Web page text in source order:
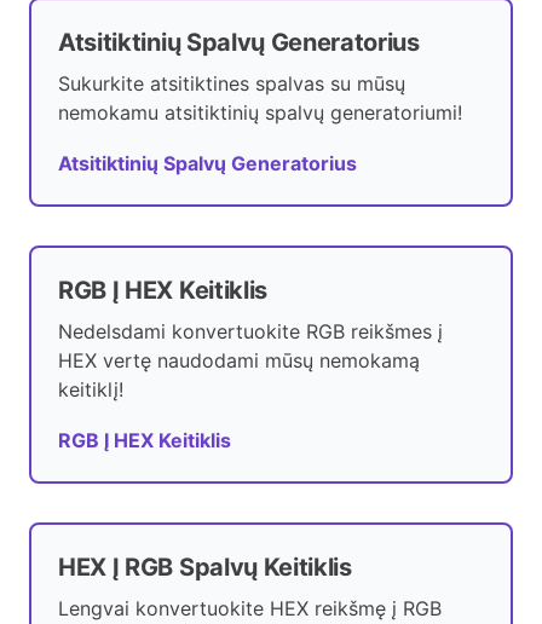
Atsitiktinių Spalvų Generatorius
Sukurkite atsitiktines spalvas su mūsų
nemokamu atsitiktinių spalvų generatoriumi!
Atsitiktinių Spalvų Generatorius
RGB Į HEX Keitiklis
Nedelsdami konvertuokite RGB reikšmes į
HEX vertę naudodami mūsų nemokamą
keitiklį!
RGB Į HEX Keitiklis
HEX Į RGB Spalvų Keitiklis
Lengvai konvertuokite HEX reikšmę į RGB